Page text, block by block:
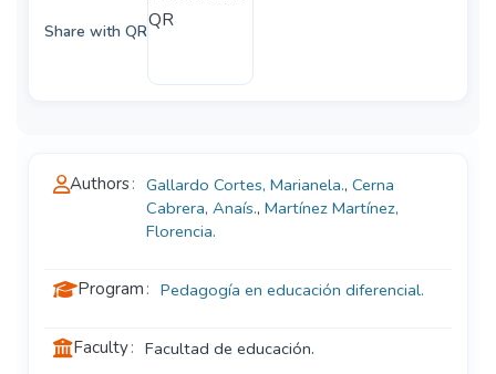
Share with QR
Authors Gallardo Cortes, Marianela., Cerna
Cabrera, Anaís., Martínez Martínez,
Florencia.
Program Pedagogía en educación diferencial.
Faculty Facultad de educación.